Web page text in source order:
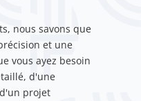
nous savons que
et une
vous ayez besoin
d'une
projet